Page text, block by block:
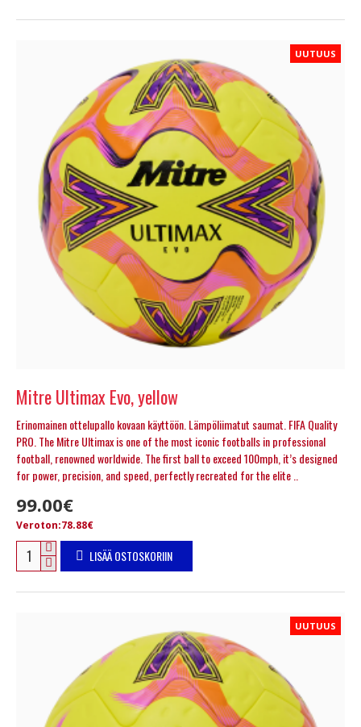
UUTUUS
Mitre Ultimax Evo, yellow
Erinomainen ottelupallo kovaan käyttöön. Lämpöliimatut saumat. FIFA Quality
PRO. The Mitre Ultimax is one of the most iconic footballs in professional
football, renowned worldwide. The first ball to exceed 100mph, it’s designed
for power, precision, and speed, perfectly recreated for the elite ..
99.00€
Veroton:78.88€
LISÄÄ OSTOSKORIIN
UUTUUS